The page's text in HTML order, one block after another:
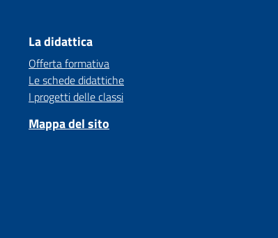
La didattica
Offerta formativa
Le schede didattiche
I progetti delle classi
Mappa del sito